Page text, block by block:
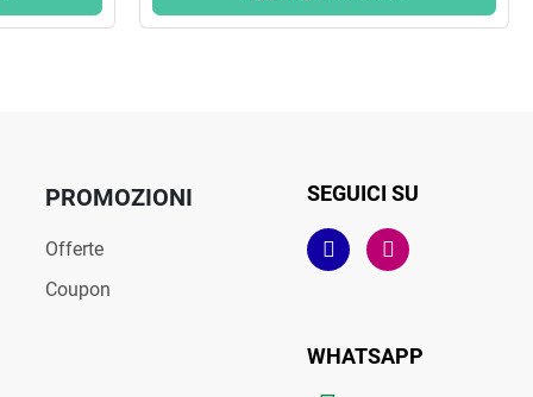
PROMOZIONI
Offerte
Coupon
SEGUICI SU
WHATSAPP